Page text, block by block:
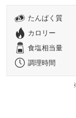
たんぱく質
カロリー
食塩相当量
調理時間